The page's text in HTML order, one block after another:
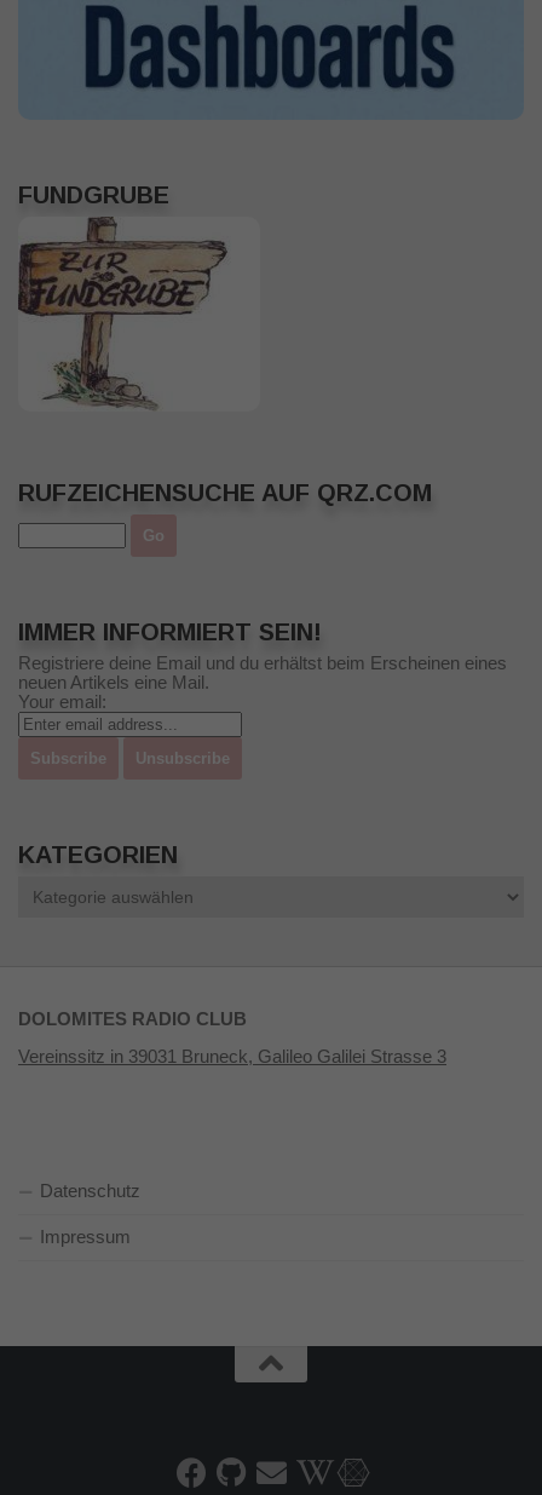
FUNDGRUBE
RUFZEICHENSUCHE AUF QRZ.COM
IMMER INFORMIERT SEIN!
Registriere deine Email und du erhältst beim Erscheinen eines
neuen Artikels eine Mail.
Your email:
KATEGORIEN
DOLOMITES RADIO CLUB
Vereinssitz in 39031 Bruneck, Galileo Galilei Strasse 3
Datenschutz
Impressum